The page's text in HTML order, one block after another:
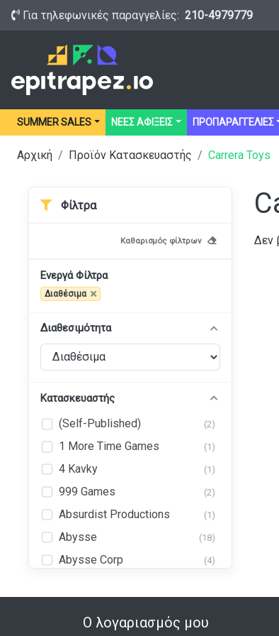
Για τηλεφωνικές παραγγελίες: 210-4979779
SUMMER SALES ΝΕΕΣ ΑΦΙΞΕΙΣ ΠΡΟΠΑΡΑΓΓΕΛΙΕΣ
Αρχική Προϊόν Κατασκευαστής Carrera Toys
Δεν
Φίλτρα
Καθαρισμός φίλτρων
Ενεργά Φίλτρα
Διαθέσιμα
Διαθεσιμότητα
Κατασκευαστής
(Self-Published) (2)
1 More Time Games (1)
4 Kavky (1)
999 Games (2)
Absurdist Productions (1)
Abysse (18)
Abysse Corp (4)
Games)Ο λογαριασμός μου